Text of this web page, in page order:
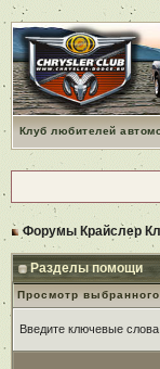
Клуб любителей
Форумы Крайслер
Разделы помощи
Просмотр
Введите ключевые